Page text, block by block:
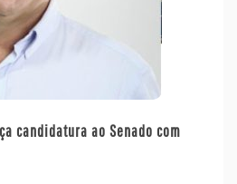
candidatura ao Senado com